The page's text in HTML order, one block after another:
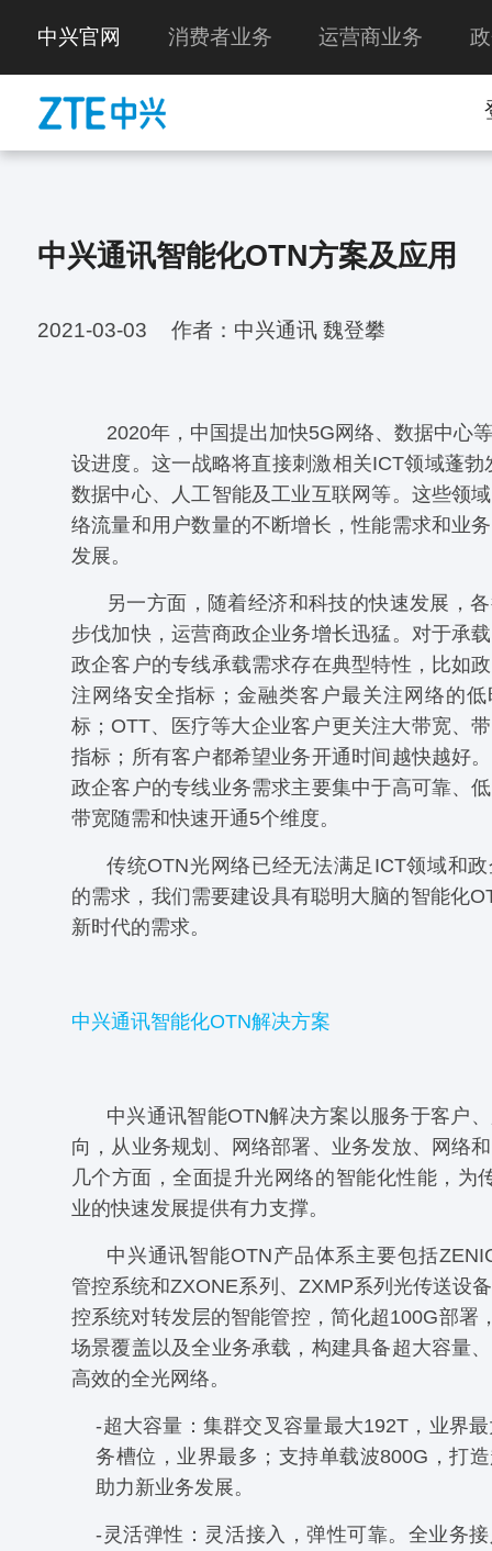
中兴官网 消费者业务 运营商业务
中兴通讯智能化OTN方案及应用
2021-03-03 作者：中兴通讯 魏登攀
2020年，中国提出加快5G网络、数据中心
设进度。这一战略将直接刺激相关ICT领域蓬勃
数据中心、人工智能及工业互联网等。这些领
络流量和用户数量的不断增长，性能需求和业
发展。
另一方面，随着经济和科技的快速发展，
步伐加快，运营商政企业务增长迅猛。对于承
政企客户的专线承载需求存在典型特性，比如
注网络安全指标；金融类客户最关注网络的
标；OTT、医疗等大企业客户更关注大带宽、
指标；所有客户都希望业务开通时间越快越好
政企客户的专线业务需求主要集中于高可靠、
带宽随需和快速开通5个维度。
传统OTN光网络已经无法满足ICT领域和
的需求，我们需要建设具有聪明大脑的智能化
新时代的需求。
中兴通讯智能化OTN解决方案
中兴通讯智能OTN解决方案以服务于客户
向，从业务规划、网络部署、业务发放、网络
几个方面，全面提升光网络的智能化性能，为
业的快速发展提供有力支撑。
中兴通讯智能OTN产品体系主要包括
管控系统和ZXONE系列、ZXMP系列光传送设
控系统对转发层的智能管控，简化超100G部署
场景覆盖以及全业务承载，构建具备超大容量
高效的全光网络。
-超大容量：集群交叉容量最大192T，业界
务槽位，业界最多；支持单载波800G，打
助力新业务发展。
-灵活弹性：灵活接入，弹性可靠。全业务